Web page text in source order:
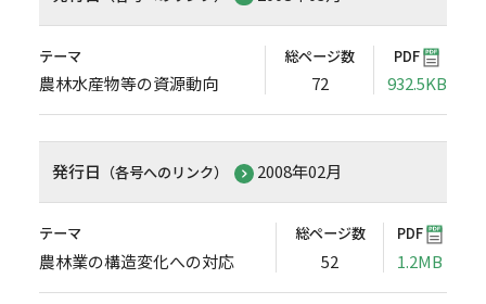
テーマ
農林水産物等の資源動向
総ページ数
72
PDF
932.5KB
発行日 （各号へのリンク） 2008年02月
テーマ
農林業の構造変化への対応
総ページ数
52
PDF
1.2MB